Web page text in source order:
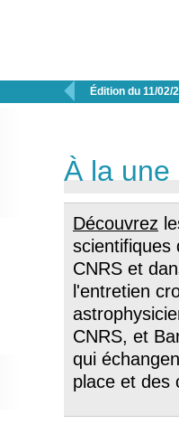
 Édition du 11/02/
À la une
Découvrez
scientifiques
CNRS et
l'entretien
CNRS, et
qui
place et des